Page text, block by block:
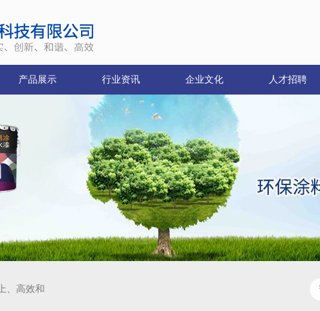
产品展示 行业资讯 企业文化 人才招聘
高效和谐！昂凃新材料，秉承环保与务实创新的理念！